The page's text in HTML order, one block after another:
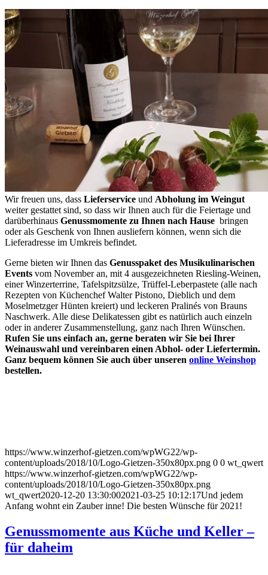
Wir freuen uns, dass Lieferservice und Abholung im Weingut
weiter gestattet sind, so dass wir Ihnen auch für die Feiertage und
darüberhinaus Genussmomente zu Ihnen nach Hause bringen
oder als Geschenk von Ihnen ausliefern können, wenn sich die
Lieferadresse im Umkreis befindet.
Gerne bieten wir Ihnen das Genusspaket des Musikulinarischen
Events vom November an, mit 4 ausgezeichneten Riesling-Weinen,
einer Winzerterrine, Tafelspitzsülze, Trüffel-Leberpastete (alle nach
Rezepten von Küchenchef Walter Pistono, Dieblich und dem
Moselmetzger Hünten kreiert) und leckeren Pralinés von Brauns
Naschwerk. Alle diese Delikatessen gibt es natürlich auch einzeln
oder in anderer Zusammenstellung, ganz nach Ihren Wünschen.
Rufen Sie uns einfach an, gerne beraten wir Sie bei Ihrer
Weinauswahl und vereinbaren einen Abhol- oder Liefertermin.
Ganz bequem können Sie auch über unseren online Weinshop
bestellen.
https://www.winzerhof-gietzen.com/wpWG22/wp-
content/uploads/2018/10/Logo-Gietzen-350x80px.png 0 0 wt_qwert
https://www.winzerhof-gietzen.com/wpWG22/wp-
content/uploads/2018/10/Logo-Gietzen-350x80px.png
wt_qwert2020-12-20 13:30:002021-03-25 10:12:17Und jedem
Anfang wohnt ein Zauber inne! Die besten Wünsche für 2021!
Genussmomente aus Küche und Keller –
für daheim